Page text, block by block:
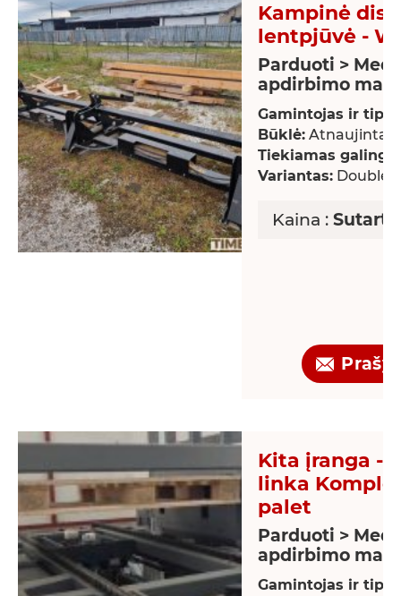
Kampinė
lentpjūvė -
Parduoti >
apdirbimo
Gamintojas ir
Būklė: Atnaujintas
Tiekiamas
Variantas: Double-
Kaina :
Kita įranga -
linka Komple
palet
Parduoti >
apdirbimo
Gamintojas ir